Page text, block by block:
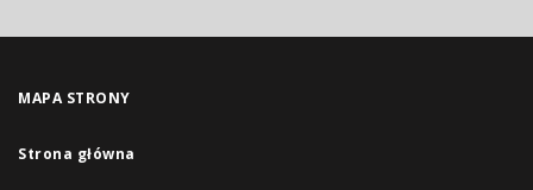
MAPA STRONY
Strona główna